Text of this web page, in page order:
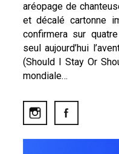
aréopage de
et décalé cartonne
confirmera sur
seul aujourd’hui
(Should I Stay Or
mondiale…